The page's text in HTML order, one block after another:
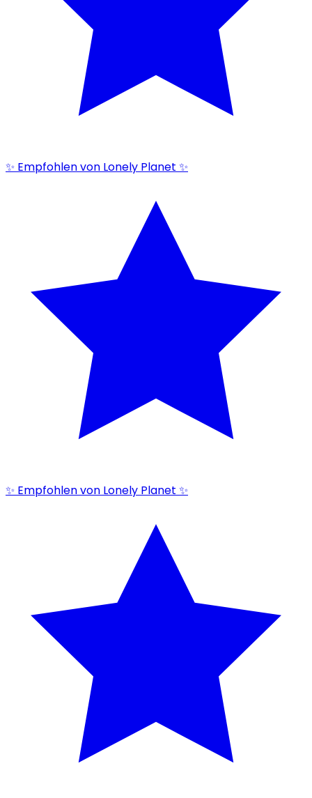
✨ Empfohlen von Lonely Planet ✨
✨ Empfohlen von Lonely Planet ✨